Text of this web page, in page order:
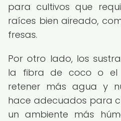
para cultivos que
raíces bien aireado,
fresas.
Por otro lado, los
la fibra de coco o el
retener más agua y
hace adecuados para
un ambiente más